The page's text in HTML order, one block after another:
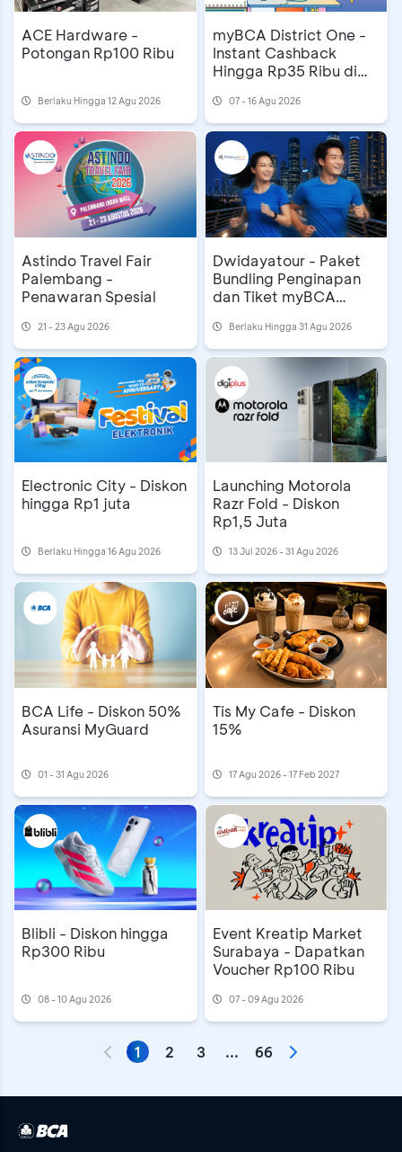
ACE Hardware -
Potongan Rp100 Ribu
Berlaku Hingga 12 Agu 2026
myBCA District One -
Instant Cashback
Hingga Rp35 Ribu di
07 - 16 Agu 2026
Astindo Travel Fair
Palembang -
Penawaran Spesial
21 - 23 Agu 2026
Dwidayatour - Paket
Bundling Penginapan
dan Tiket myBCA
Festival 2026
Berlaku Hingga 31 Agu 2026
Electronic City - Diskon
hingga Rp1 juta
Berlaku Hingga 16 Agu 2026
Launching Motorola
Razr Fold - Diskon
Rp1,5 Juta
13 Jul 2026 - 31 Agu 2026
BCA Life - Diskon 50%
Asuransi MyGuard
01 - 31 Agu 2026
Tis My Cafe - Diskon
15%
17 Agu 2026 - 17 Feb 2027
Blibli - Diskon hingga
Rp300 Ribu
08 - 10 Agu 2026
Event Kreatip Market
Surabaya - Dapatkan
Voucher Rp100 Ribu
07 - 09 Agu 2026
1 2 3 ... 66